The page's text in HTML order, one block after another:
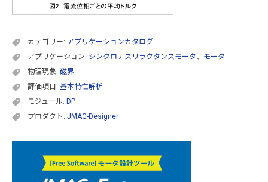
カテゴリー: アプリケーションカタログ
アプリケーション: シンクロナスリラクタンスモータ、 モータ
物理現象: 磁界
評価項目: 基本特性解析
モジュール: DP
プロダクト: JMAG-Designer